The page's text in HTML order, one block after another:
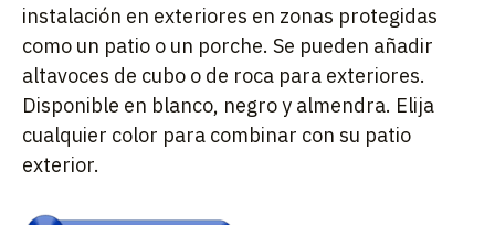
instalación en exteriores en zonas protegidas
como un patio o un porche. Se pueden añadir
altavoces de cubo o de roca para exteriores.
Disponible en blanco, negro y almendra. Elija
cualquier color para combinar con su patio
exterior.